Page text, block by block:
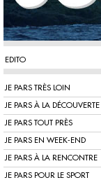
EDITO
JE PARS TRÈS LOIN
JE PARS À LA DÉCOUVERTE
JE PARS TOUT PRÈS
JE PARS EN WEEK-END
JE PARS À LA RENCONTRE
JE PARS POUR LE SPORT